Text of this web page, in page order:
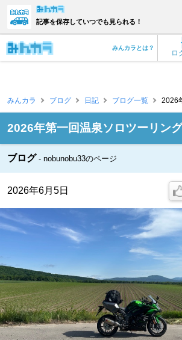
記事を保存していつでも見られる！
ロ
みんカラとは？
みんカラ ブログ 日記 ブログ一覧 2026
2026年第一回温泉ソロツーリング
ブログ nobunobu33のページ
2026年6月5日